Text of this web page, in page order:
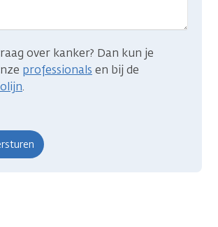
over kanker? Dan kun je
professionals en bij de
.